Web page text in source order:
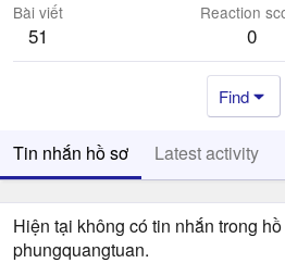
Bài viết
51
Reaction
0
Find
Tin nhắn hồ sơ Latest activity
Hiện tại không có tin nhắn trong
phungquangtuan.